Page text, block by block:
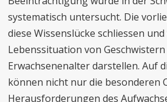
systematisch untersucht. Die
diese Wissenslücke schliessen
Lebenssituation von
Erwachsenenalter darstellen. Auf
können nicht nur die besonderen
Herausforderungen des